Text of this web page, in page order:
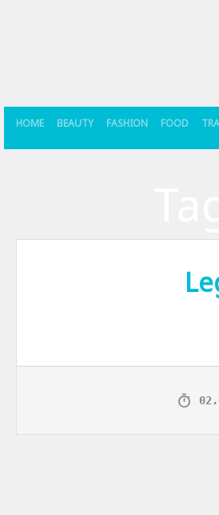
HOME BEAUTY FASHION FOOD
Omul a fost dintotdeauna fascinat